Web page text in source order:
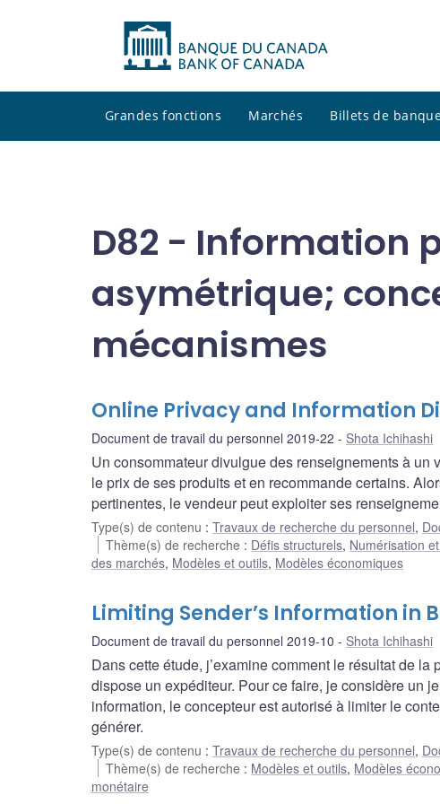
Grandes fonctions Marchés Billets de
D82 - Information
asymétrique;
mécanismes
Online Privacy and Information
Document de travail du personnel 2019-22 Shota Ichihashi
Un consommateur divulgue des renseignements à
le prix de ses produits et en recommande certains.
pertinentes, le vendeur peut exploiter ses
Type(s) de contenu : Travaux de recherche du personnel,
Thème(s) de recherche : Défis structurels, Numérisation
des marchés, Modèles et outils, Modèles économiques
Limiting Sender’s Information in
Document de travail du personnel 2019-10 Shota Ichihashi
Dans cette étude, j’examine comment le résultat de
dispose un expéditeur. Pour ce faire, je considère un
information, le concepteur est autorisé à limiter le
générer.
Type(s) de contenu : Travaux de recherche du personnel,
Thème(s) de recherche : Modèles et outils, Modèles
monétaire